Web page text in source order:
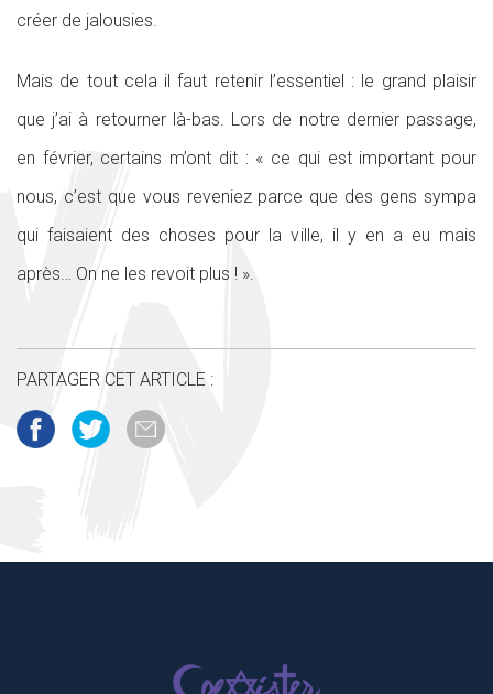
créer de jalousies.
Mais de tout cela il faut retenir l’essentiel : le grand plaisir
que j’ai à retourner là-bas. Lors de notre dernier passage,
en février, certains m’ont dit : « ce qui est important pour
nous, c’est que vous reveniez parce que des gens sympa
qui faisaient des choses pour la ville, il y en a eu mais
après… On ne les revoit plus ! ».
PARTAGER CET ARTICLE :